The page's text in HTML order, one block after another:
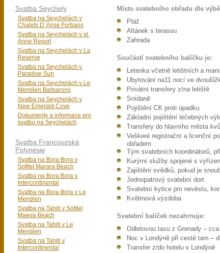
Místo svatebního obřadu dle
Pláž
Altánek s terasou
Zahrada
Součástí svatebního balíčku je:
Letenka včetně letištních a
Ubytování na11 nocí ve
Privátní transfery z/na letiště
Snídaně
Pojištění CK proti úpadku
Základní pojištění léčebných
Transfery do hlavního města
Veškeré registrační a licenční
obřadem
Tým svatebních koordinátorů,
Kurýrní služby spojené s
Zajištění svědků, pokud je
Jednopatrový svatební dort
Svatební kytice pro nevěstu,
Květinová výzdoba
Svatební balíček nezahrnuje:
Odletovou taxu z Grenady –
Noc v Londýně při cestě tam –
Transfer z/do hotelu v Londýně
Svatba Seychely
Svatba na Seychelách v
Chalets D´Anse Forbans
Svatba na Seychelách v st.
Anne Resort
Svatba na Seychelách v La
Reserve
Svatba na Seychelách v
Paradise Sun
Svatba na Seychelách v Le
Meridien Barbarons
Svatba na Seychelách v
New Emerald Cove
Dokumenty a informace pro
svatbu na Seychelách
Svatba Francouzská
Polynésie
Svatba na Bora Bora v
Sofitel Marara Beach
Svatba na Bora Bora v
Intercontinental
Svatba na Bora Bora v Le
Meridien
Svatba na Tahiti v Sofitel
Maeva Beach
Svatba na Tahiti v Le
Meridien
Svatba na Tahiti v
Intercontinental